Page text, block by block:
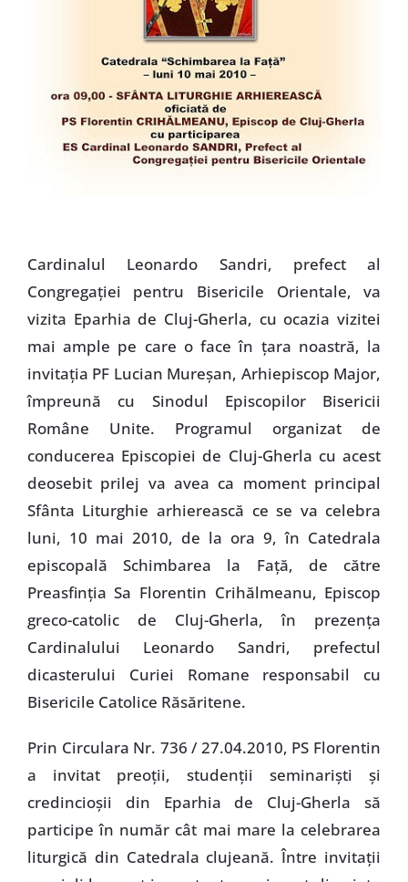
Cardinalul Leonardo Sandri, prefect al
Congregaţiei pentru Bisericile Orientale, va
vizita Eparhia de Cluj-Gherla, cu ocazia vizitei
mai ample pe care o face în ţara noastră, la
invitaţia PF Lucian Mureşan, Arhiepiscop Major,
împreună cu Sinodul Episcopilor Bisericii
Române Unite. Programul organizat de
conducerea Episcopiei de Cluj-Gherla cu acest
deosebit prilej va avea ca moment principal
Sfânta Liturghie arhierească ce se va celebra
luni, 10 mai 2010, de la ora 9, în Catedrala
episcopală Schimbarea la Faţă, de către
Preasfinţia Sa Florentin Crihălmeanu, Episcop
greco-catolic de Cluj-Gherla, în prezenţa
Cardinalului Leonardo Sandri, prefectul
dicasterului Curiei Romane responsabil cu
Bisericile Catolice Răsăritene.
Prin Circulara Nr. 736 / 27.04.2010, PS Florentin
a invitat preoţii, studenţii seminarişti şi
credincioşii din Eparhia de Cluj-Gherla să
participe în număr cât mai mare la celebrarea
liturgică din Catedrala clujeană. Între invitaţii